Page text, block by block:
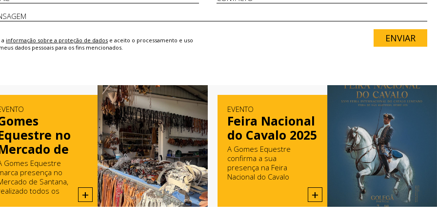
a informação sobre a proteção de dados e aceito o processamento e uso
dados pessoais para os fins mencionados.
ENVIAR
no
de
Gomes Equestre
presença no
de Santana,
todos os
+
EVENTO
Feira Nacional
do Cavalo 2025
A Gomes Equestre
confirma a sua
presença na Feira
Nacional do Cavalo
+